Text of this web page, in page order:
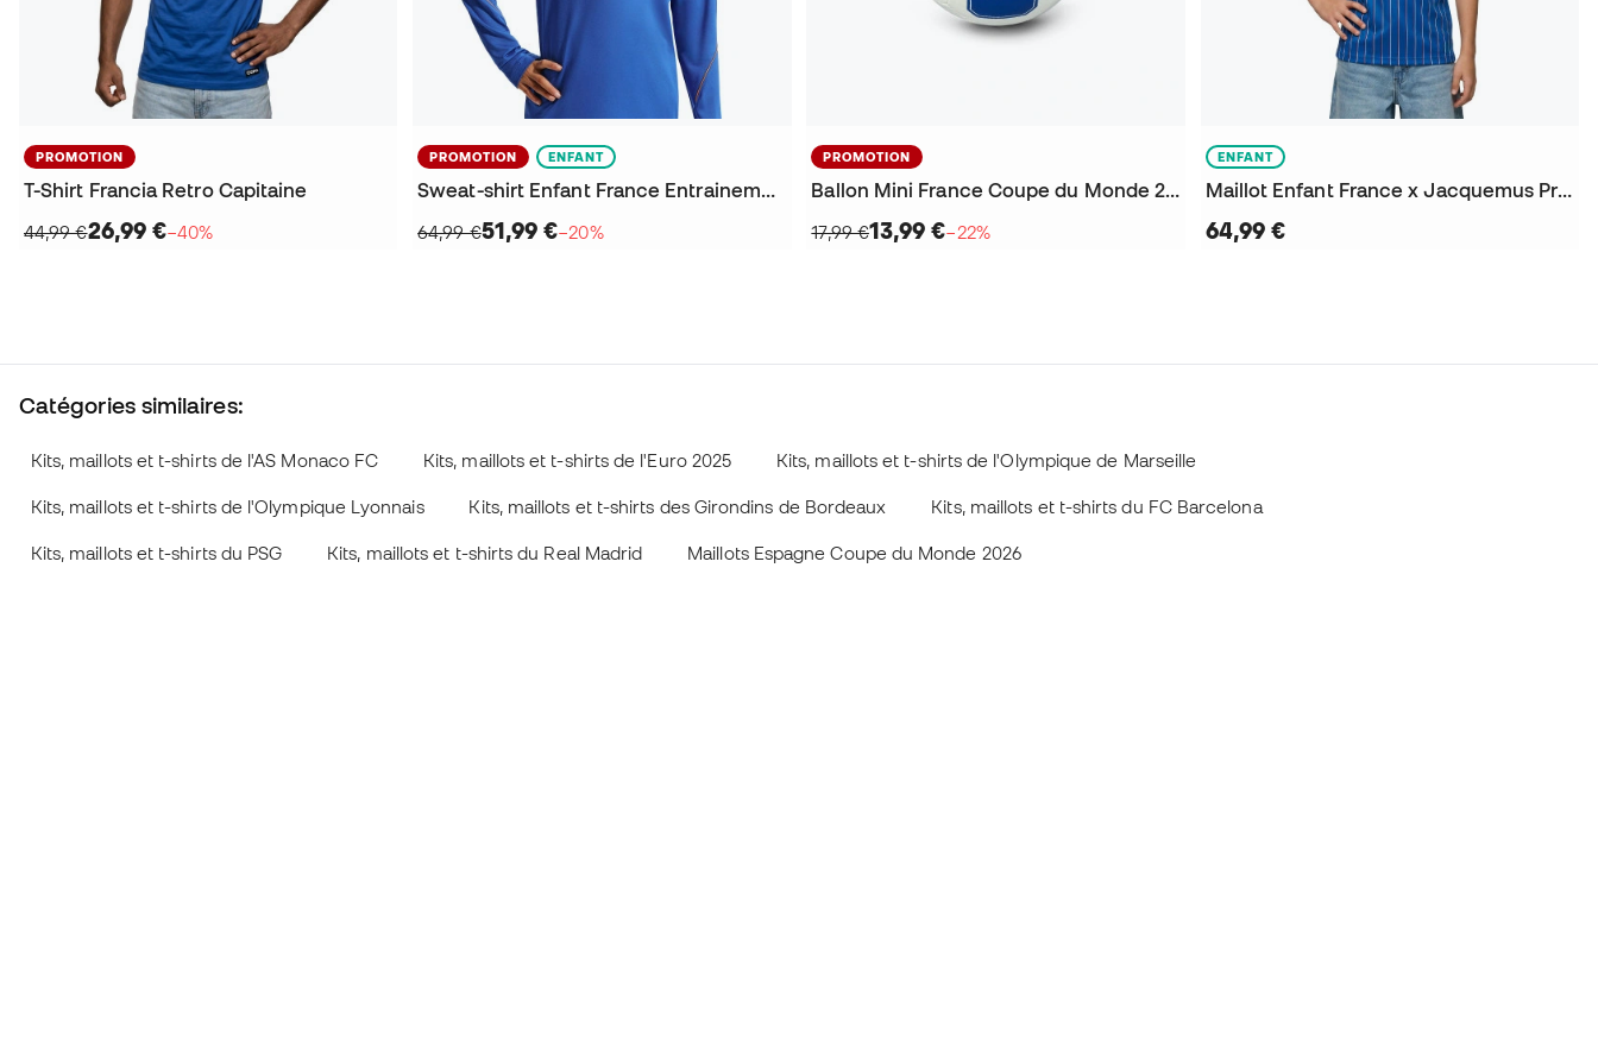
PROMOTION
T-Shirt Francia Retro Capitaine
44,99 €26,99 €−40%
PROMOTION ENFANT
Sweat-shirt Enfant France Entrainement Coupe du Monde 2026
64,99 €51,99 €−20%
PROMOTION
Ballon Mini France Coupe du Monde 2026
17,99 €13,99 €−22%
ENFANT
Maillot Enfant France x Jacquemus Pre-Match Coupe du Monde 2026
64,99 €
Catégories similaires:
Kits, maillots et t-shirts de l'AS Monaco FC Kits, maillots et t-shirts de l'Euro 2025 Kits, maillots et t-shirts de l'Olympique de Marseille
Kits, maillots et t-shirts de l'Olympique Lyonnais Kits, maillots et t-shirts des Girondins de Bordeaux Kits, maillots et t-shirts du FC Barcelona
Kits, maillots et t-shirts du PSG Kits, maillots et t-shirts du Real Madrid Maillots Espagne Coupe du Monde 2026